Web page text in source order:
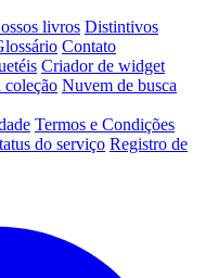
livros Distintivos
Contato
Criador de widget
coleção Nuvem de busca
Termos e Condições
do serviço Registro de